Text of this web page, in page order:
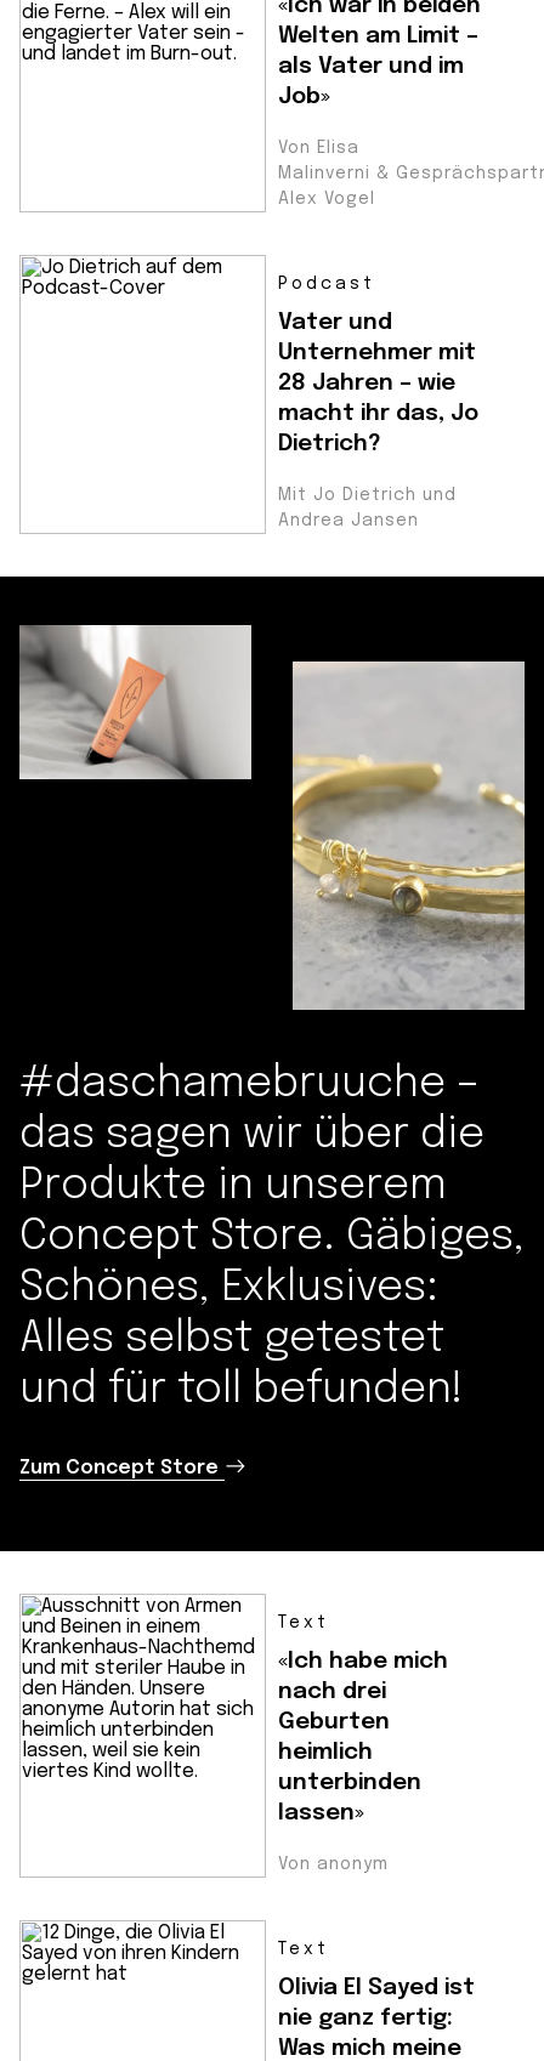
«Ich war in beiden
Welten am Limit –
als Vater und im
Job»
Von Elisa
Malinverni &
Alex Vogel
Podcast
Vater und
Unternehmer mit
28 Jahren – wie
macht ihr das, Jo
Dietrich?
Mit Jo Dietrich und
Andrea Jansen
#daschamebruuche –
das sagen wir über die
Produkte in unserem
Concept Store. Gäbiges,
Schönes, Exklusives:
Alles selbst getestet
und für toll befunden!
Zum Concept Store
Text
«Ich habe mich
nach drei
Geburten
heimlich
unterbinden
lassen»
Von anonym
Text
Olivia El Sayed ist
nie ganz fertig:
Was mich meine